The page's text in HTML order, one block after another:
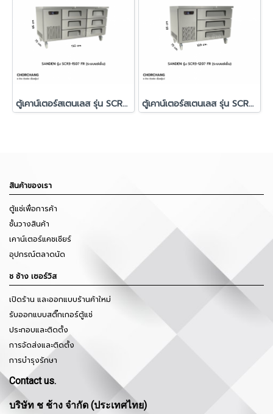
ตู้เคาน์เตอร์สเตนเลส รุ่น SCR3-1507FR (6 ลิ้นชัก) ตู้เคาน์เตอร์สเตนเลส รุ่น SCR3-1207FR (3 ลิ้นชัก)
สินค้าของเรา
ตู้แช่เพื่อการค้า
ชั้นวางสินค้า
เคาน์เตอร์แคชเชียร์
อุปกรณ์ตลาดนัด
ช ช้าง เซอร์วิส
เปิดร้าน และออกแบบร้านค้าใหม่
รับออกแบบสติ๊กเกอร์ตู้แช่
ประกอบและติดตั้ง
การจัดส่งและติดตั้ง
การบำรุงรักษา
Contact us.
บริษัท ช ช้าง จำกัด (ประเทศไทย)